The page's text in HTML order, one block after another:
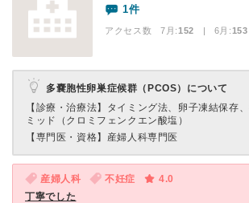
1件
アクセス数 7月:152 | 6月:153
多嚢胞性卵巣症候群（PCOS）について
【診療・治療法】 タイミング法、卵子凍結保存
ミッド（クロミフェンクエン酸塩）
【専門医・資格】 産婦人科専門医
産婦人科 不妊症
4.0
丁寧でした